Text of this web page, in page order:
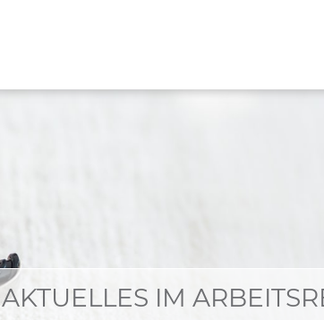
AKTUELLES IM